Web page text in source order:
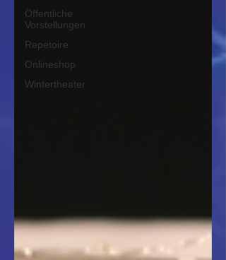
Öffentliche
Vorstellungen
Repetoire
Onlineshop
Wintertheater